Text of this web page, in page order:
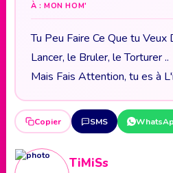
À : MON HOM'
Tu Peu Faire Ce Que tu Veux
Lancer, le Bruler, le Torturer ..
Mais Fais Attention, tu es à
Copier SMS
TiMiSs